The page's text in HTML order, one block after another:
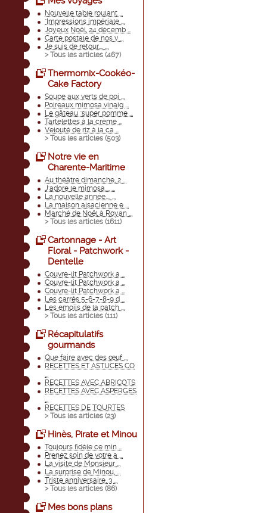
Nouvelle table roulant ...
"Impressions impériale ...
Joyeux Noël, 24 décemb ...
Carte postale de nos v ...
Je suis de retour.... ...
> Tous les articles (467)
Thermomix-Cookéo-
Cake Factory
Soupe aux verts de poi ...
Poireaux mimosa vinaig ...
Le gâteau "super pomme ...
Tartelettes à la crème ...
Velouté de riz à la ca ...
> Tous les articles (503)
Notre vie en
Charente-Maritime
Au théâtre dimanche, 2 ...
J'adore le mimosa.... ...
La nouvelle année.... ...
La maison alsacienne e ...
Marché de Noël à Royan ...
> Tous les articles (1611)
Cartonnage - Art
Floral - Patchwork -
Dentelle
Couvre-lit Patchwork a ...
Couvre-lit Patchwork a ...
Couvre-lit Patchwork a ...
Les carrés 5-6-7-8-9 d ...
Les emojis de la patch ...
> Tous les articles (111)
Récapitulatifs
gourmands
Que faire avec des œuf ...
RECETTES ET ASTUCES CO
...
RECETTES AVEC ABRICOTS
RECETTES AVEC ASPERGES
...
RECETTES DE TOURTES
> Tous les articles (23)
Hinès, Pirate et Minou
Toujours fidèle ce min ...
Prenez soin de votre a ...
La visite de Monsieur ...
La surprise de Minou, ...
Triste anniversaire, 3 ...
> Tous les articles (86)
Mes bons plans